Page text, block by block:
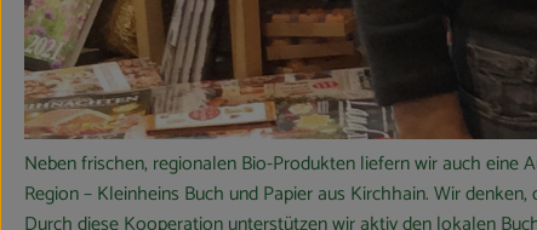
Neben frischen, regionalen Bio-Produkten liefern wir auch eine
Region – Kleinheins Buch und Papier aus Kirchhain. Wir